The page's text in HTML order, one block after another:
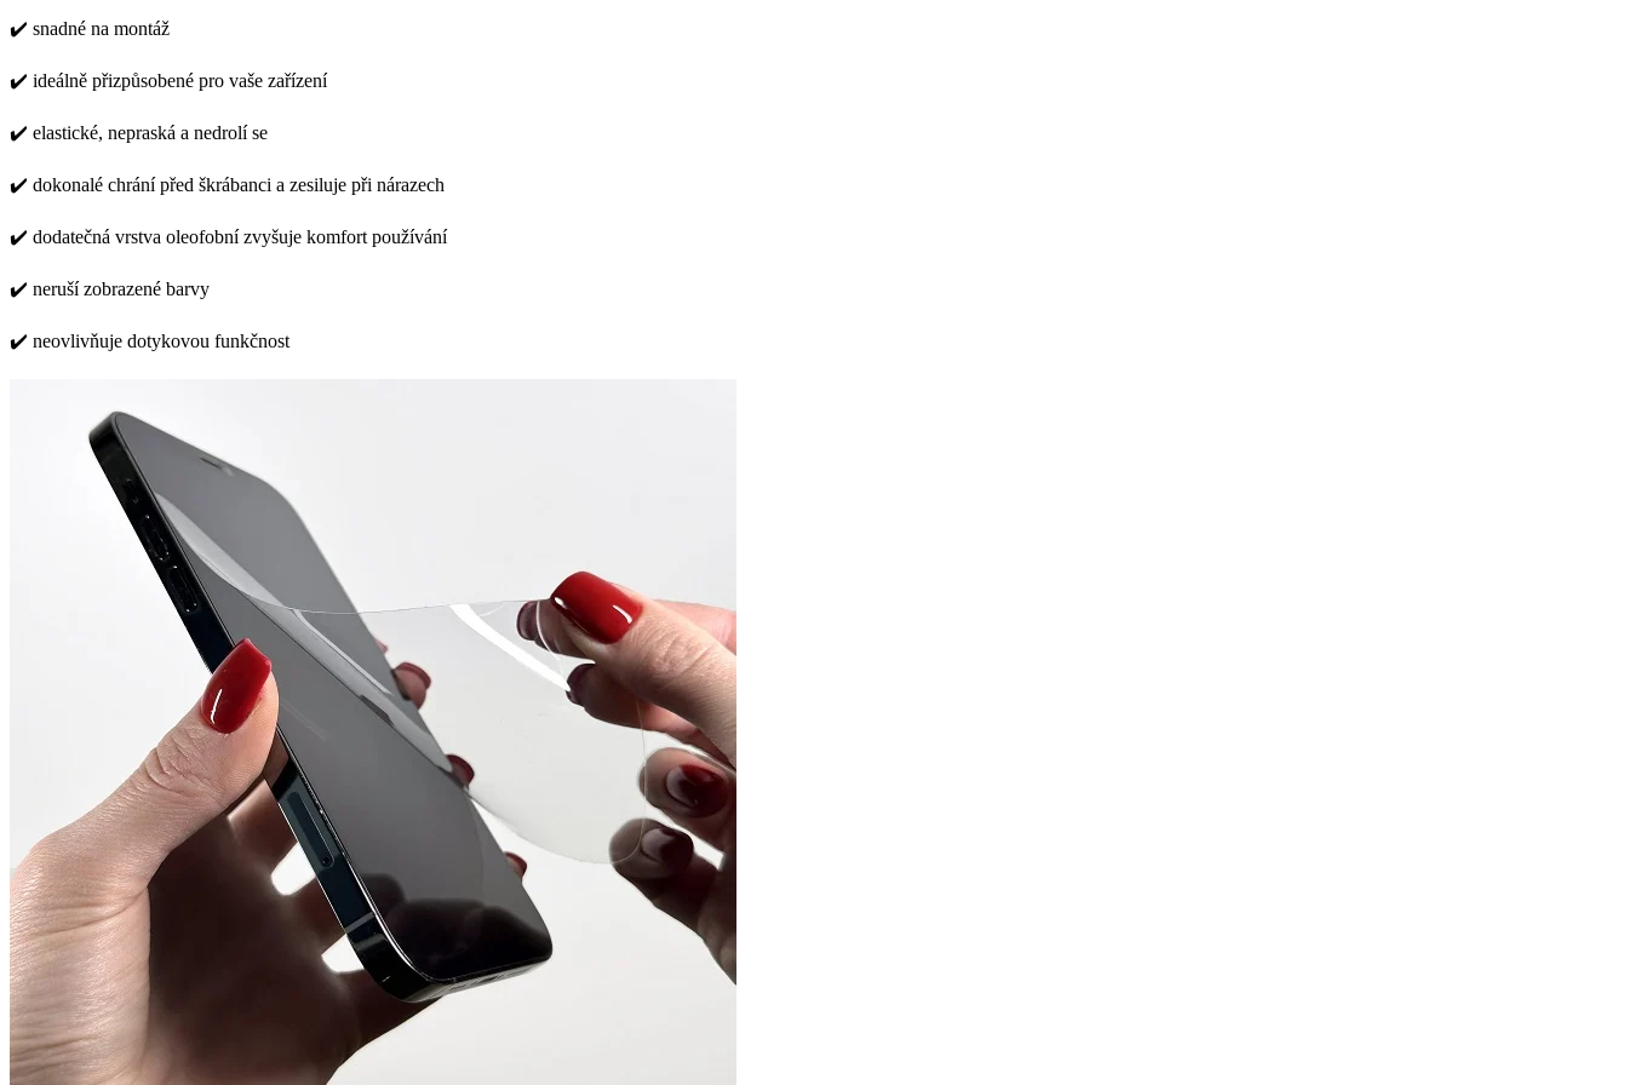
✔️ snadné na montáž
✔️ ideálně přizpůsobené pro vaše zařízení
✔️ elastické, nepraská a nedrolí se
✔️ dokonalé chrání před škrábanci a zesiluje při nárazech
✔️ dodatečná vrstva oleofobní zvyšuje komfort používání
✔️ neruší zobrazené barvy
✔️ neovlivňuje dotykovou funkčnost